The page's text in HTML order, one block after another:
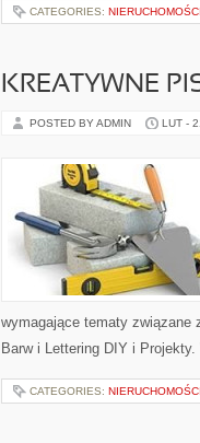
CATEGORIES: NIERUCHOMOŚCI
KREATYWNE
POSTED BY ADMIN LUT -
wymagające tematy związane
Barw i Lettering DIY i
CATEGORIES: NIERUCHOMOŚCI